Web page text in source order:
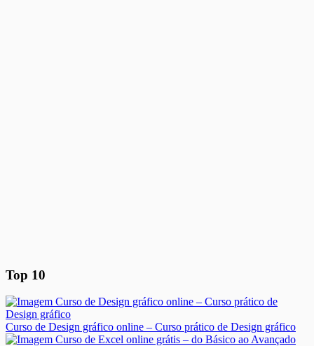
Top 10
Curso de Design gráfico online – Curso prático de Design gráfico